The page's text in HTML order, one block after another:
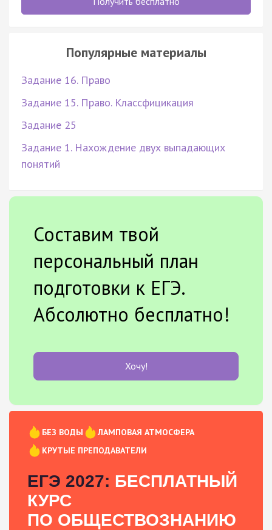
Популярные материалы
Задание 16. Право
Задание 15. Право. Классфицикация
Задание 25
Задание 1. Нахождение двух выпадающих
понятий
Составим твой
персональный план
подготовки к ЕГЭ.
Абсолютно бесплатно!
Хочу!
БЕЗ ВОДЫ
ЛАМПОВАЯ АТМОСФЕРА
КРУТЫЕ ПРЕПОДАВАТЕЛИ
ЕГЭ 2027: БЕСПЛАТНЫЙ
КУРС
ПО ОБЩЕСТВОЗНАНИЮ